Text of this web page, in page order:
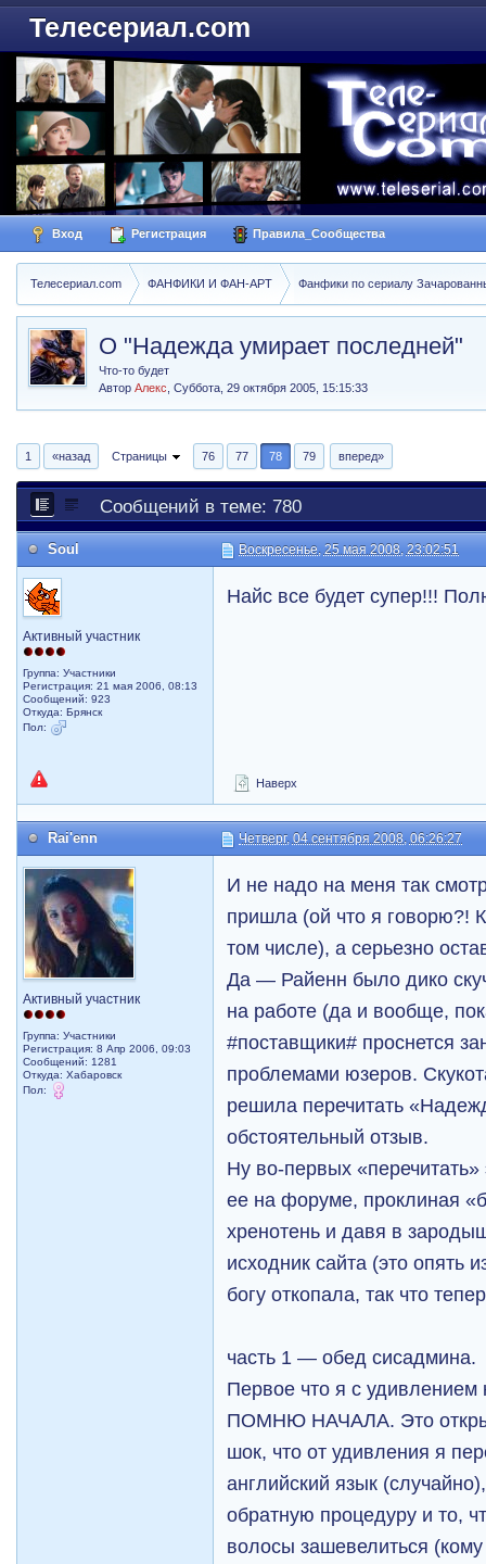
Телесериал.com
Вход Регистрация Правила_Сообщества
Телесериал.com ФАНФИКИ И ФАН-АРТ Фанфики по сериалу
О "Надежда умирает последней"
Что-то будет
АвторАлекс ,Суббота, 29 октября 2005, 15:15:33
1 «назад Страницы 76 77 78 79 вперед»
Сообщений в теме: 780
Soul Воскресенье, 25 мая 2008, 23:02:51
Активный участник
Группа: Участники
Регистрация: 21 мая 2006, 08:13
Сообщений: 923
Откуда: Брянск
Пол:
Найс все будет супер!!!
Наверх
Rai'enn Четверг, 04 сентября 2008, 06:26:27
Активный участник
Группа: Участники
Регистрация: 8 Апр 2006, 09:03
Сообщений: 1281
Откуда: Хабаровск
Пол:
И не надо на меня так
пришла (ой что я говорю?!
том числе), а серьезно
Да — Райенн было дико
на работе (да и вообще,
#поставщики# проснется
проблемами юзеров.
решила перечитать
обстоятельный отзыв.
Ну во-первых
ее на форуме, проклиная
хренотень и давя в
исходник сайта (это опять
богу откопала, так что
часть 1 — обед сисадмина.
Первое что я с
ПОМНЮ НАЧАЛА. Это
шок, что от удивления я
английский язык
обратную процедуру и то,
волосы зашевелиться